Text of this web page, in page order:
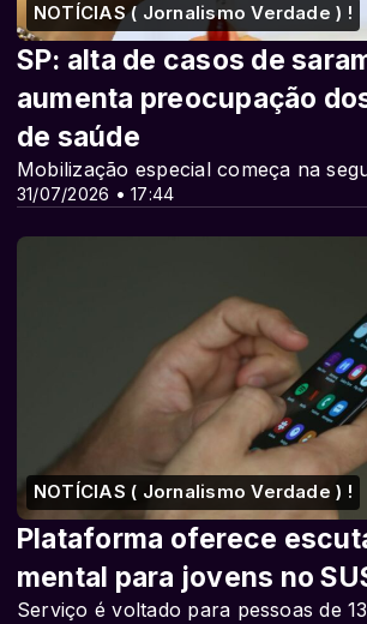
NOTÍCIAS ( Jornalismo Verdade ) !
31/07/2026 • 17:44
SP: alta de casos de
aumenta preocupação
de saúde
Mobilização especial começa na
NOTÍCIAS ( Jornalismo Verdade ) !
Plataforma oferece
mental para jovens no
Serviço é voltado para pessoas de